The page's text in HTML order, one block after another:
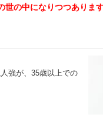
の中になりつつあります
強が、35歳以上での